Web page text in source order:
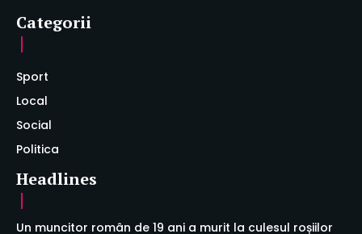
Categorii
Sport
Local
Social
Politica
Headlines
Un muncitor român de 19 ani a murit la culesul roșiilor